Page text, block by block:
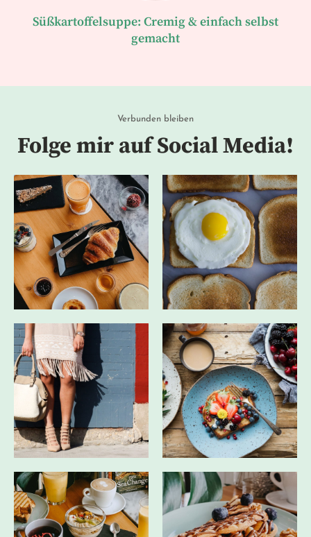
Süßkartoffelsuppe: Cremig & einfach selbst
gemacht
Verbunden bleiben
Folge mir auf Social Media!